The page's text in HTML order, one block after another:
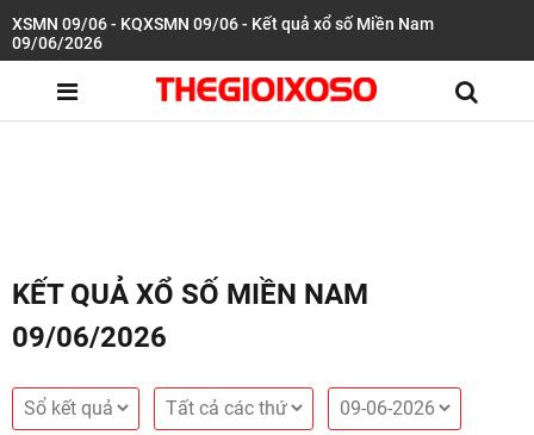
XSMN 09/06 - KQXSMN 09/06 - Kết quả xổ số Miền Nam
09/06/2026
KẾT QUẢ XỔ SỐ MIỀN NAM
09/06/2026